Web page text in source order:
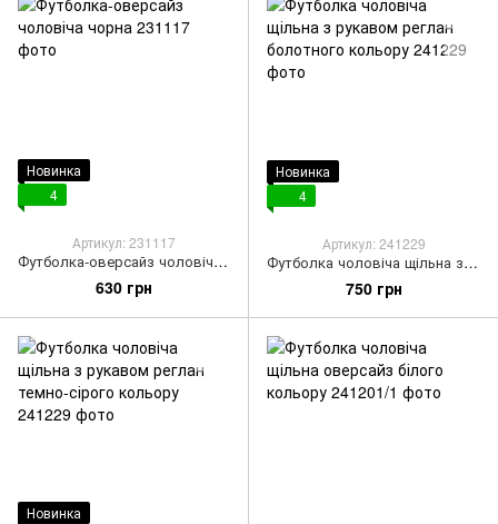
Новинка
4
Артикул: 231117
Футболка-оверсайз чоловіча чорна
630 грн
Новинка
4
Артикул: 241229
Футболка чоловіча щільна з рукавом реглан болотного кольору
750 грн
Новинка